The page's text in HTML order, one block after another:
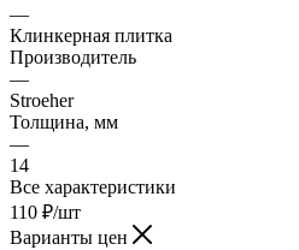
—
Клинкерная плитка
Производитель
—
Stroeher
Толщина, мм
—
14
Все характеристики
110 ₽/шт
Варианты цен